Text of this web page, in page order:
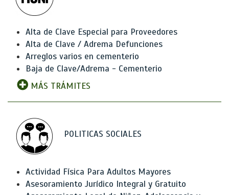
Alta de Clave Especial para Proveedores
Alta de Clave / Adrema Defunciones
Arreglos varios en cementerio
Baja de Clave/Adrema - Cementerio
MÁS TRÁMITES
POLITICAS SOCIALES
Actividad Física Para Adultos Mayores
Asesoramiento Jurídico Integral y Gratuito